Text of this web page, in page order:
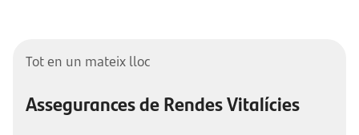
Tot en un mateix lloc
Assegurances de Rendes Vitalícies